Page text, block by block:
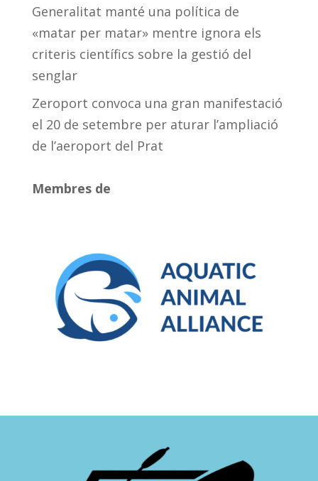
Generalitat manté una política de
«matar per matar» mentre ignora els
criteris científics sobre la gestió del
senglar
Zeroport convoca una gran manifestació
el 20 de setembre per aturar l’ampliació
de l’aeroport del Prat
Membres de